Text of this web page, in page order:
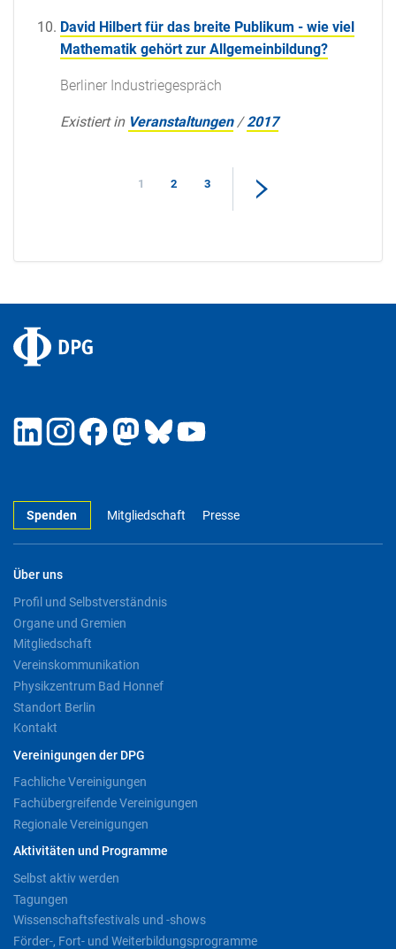
David Hilbert für das breite Publikum - wie viel
Mathematik gehört zur Allgemeinbildung?
Berliner Industriegespräch
Existiert in Veranstaltungen /2017
1 2 3
Spenden Mitgliedschaft Presse
Über uns
Profil und Selbstverständnis
Organe und Gremien
Mitgliedschaft
Vereinskommunikation
Physikzentrum Bad Honnef
Standort Berlin
Kontakt
Vereinigungen der DPG
Fachliche Vereinigungen
Fachübergreifende Vereinigungen
Regionale Vereinigungen
Aktivitäten und Programme
Selbst aktiv werden
Tagungen
Wissenschaftsfestivals und -shows
Förder-, Fort- und Weiterbildungsprogramme